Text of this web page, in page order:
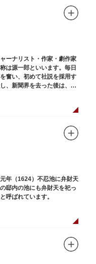
ーナリスト・作家・劇作家
は源一郎といいます。毎日
奮い、初めて社説を採用す
、新聞界を去った後は、文
年（1624）不忍池に弁財天
邸内の池にも弁財天を祀っ
呼ばれています。